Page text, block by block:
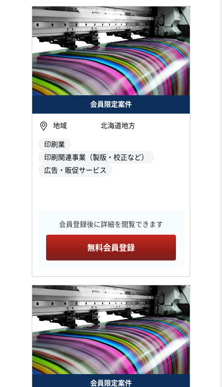
会員限定案件
地域 北海道地方
印刷業
印刷関連事業（製版・校正など）
広告・販促サービス
会員登録後に詳細を閲覧できます
無料会員登録
会員限定案件